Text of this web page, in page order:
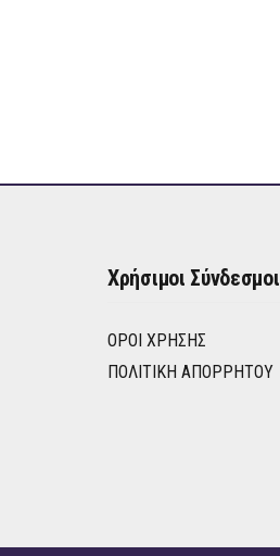
Χρήσιμοι Σύνδεσμοι
ΌΡΟΙ ΧΡΉΣΗΣ
ΠΟΛΙΤΙΚΉ ΑΠΟΡΡΉΤΟΥ